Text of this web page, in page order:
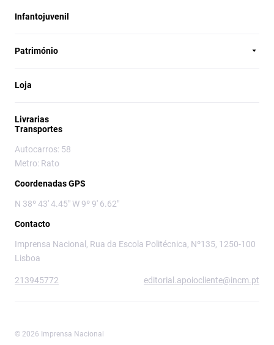
Infantojuvenil
Património
Loja
Livrarias
Transportes
Autocarros: 58
Metro: Rato
Coordenadas GPS
N 38º 43' 4.45" W 9º 9' 6.62"
Contacto
Imprensa Nacional, Rua da Escola Politécnica, Nº135, 1250-100
Lisboa
213945772 editorial.apoiocliente@incm.pt
© 2026 Imprensa Nacional